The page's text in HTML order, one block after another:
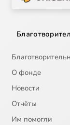
О фонде
Новости
Отчёты
Им помогли